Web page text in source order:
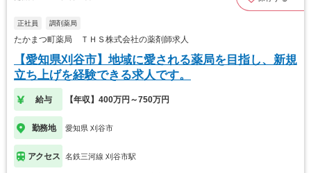
正社員 調剤薬局
たかまつ町薬局 ＴＨＳ株式会社の薬剤師求人
【愛知県刈谷市】地域に愛される薬局を目指し、新規
立ち上げを経験できる求人です。
給与 【年収】400万円～750万円
勤務地 愛知県 刈谷市
アクセス 名鉄三河線 刈谷市駅